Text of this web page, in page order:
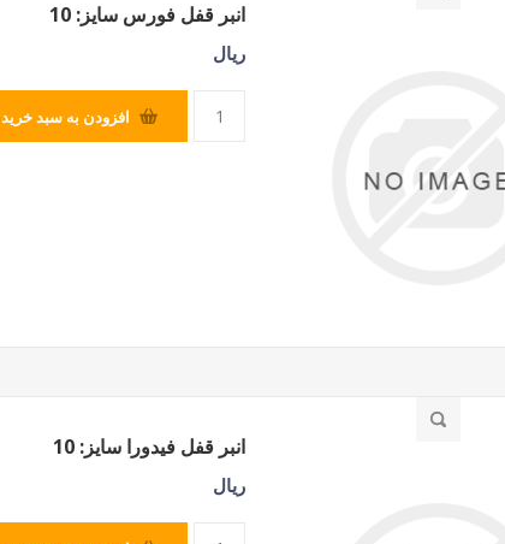
انبر قفل فورس سایز: 10
ریال
افزودن به سبد خرید
انبر قفل فیدورا سایز: 10
ریال